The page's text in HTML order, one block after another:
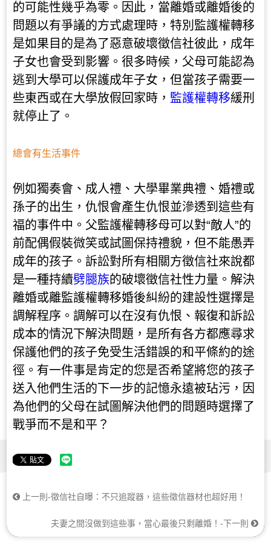
的可能性幾乎為零。因此，當離婚或離婚後的
問題以有爭議的方式處理時，特別監護權轉移
是如果目的是為了惡意破壞徵信社彼此，成年
子女也會受到影響。很多時候，父母可能認為
逃到大學可以保護成年子女，但當孩子需要一
些東西或在大學放假回家時， 監護權轉移緩刑
就停止了。
總會有生活事件
例如獨奏會、成人禮、大學畢業典禮、婚禮或
孫子的出生，仇恨會產生仇恨並滲透到這些有
福的事件中。父監護權轉移母可以對“敵人”的
前配偶假裝微笑或試圖保持禮貌，但不能愚弄
成年的孩子。訴訟對所有相關方徵信社來說都
是一種持續劈腿族的破壞徵信社性力量。解決
離婚或離監護權轉移婚後糾紛的建設性選擇是
調解程序。調解可以在沒有仇恨、報復和訴訟
成本的情況下解決問題，是所有各方都應尋求
保護他們的孩子免受生活錯誤的和平條約的途
徑。有一件事是肯定的您是否希望將您的孩子
送入他們生活的下一步的記憶永遠被玷污，因
為他們的父母在試圖解決他們的問題時選擇了
戰爭而不是和平？
上一則-徵信社自曝：不只追蹤器，這些徵信器材也超好用！
夫妻之間沒做到這些事，當心最後只剩離婚！-下一則